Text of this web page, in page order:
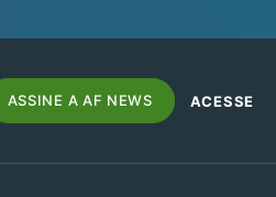
ASSINE A AF NEWS ACESSE